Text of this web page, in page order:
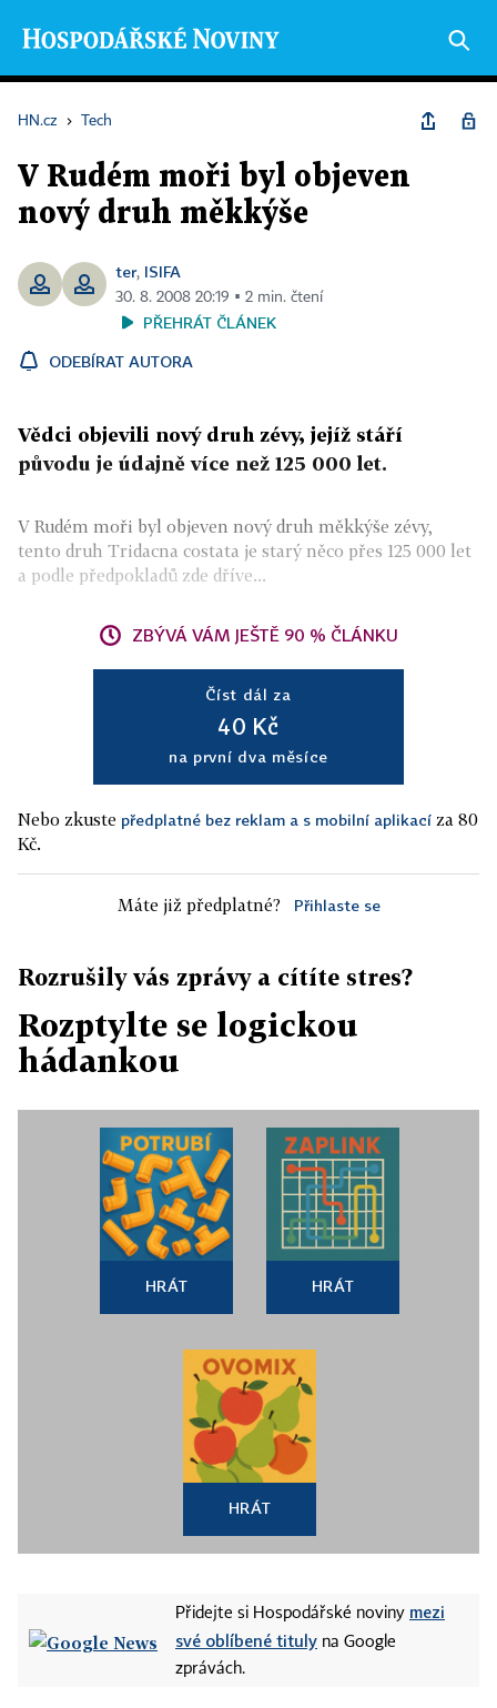
HN.cz › Tech
V Rudém moři byl objeven
nový druh měkkýše
ter, ISIFA
30. 8. 2008 20:19 ▪ 2 min. čtení
PŘEHRÁT ČLÁNEK
ODEBÍRAT AUTORA
Vědci objevili nový druh zévy, jejíž stáří
původu je údajně více než 125 000 let.
V Rudém moři byl objeven nový druh měkkýše zévy,
tento druh Tridacna costata je starý něco přes 125 000 let
a podle předpokladů zde dříve...
ZBÝVÁ VÁM JEŠTĚ 90 % ČLÁNKU
Číst dál za
40 Kč
na první dva měsíce
Nebo zkuste předplatné bez reklam a s mobilní aplikací za 80
Kč.
Máte již předplatné? Přihlaste se
Rozrušily vás zprávy a cítíte stres?
Rozptylte se logickou
hádankou
HRÁT HRÁT
HRÁT
Přidejte si Hospodářské noviny mezi
své oblíbené tituly na Google
zprávách.